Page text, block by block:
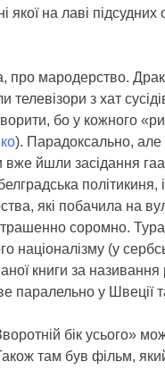
якої на лаві
про мародерство.
телевізори з хат
бо у кожного
). Парадоксально, але
вже йшли засідання
які побачила на
соромно.
націоналізму (у
книги за
паралельно у Швеції
бік усього»
там був фільм,